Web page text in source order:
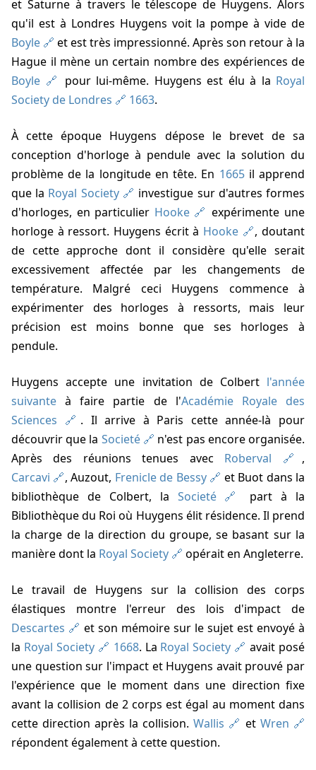
et Saturne à travers le télescope de Huygens. Alors
qu'il est à Londres Huygens voit la pompe à vide de
Boyle
et est très impressionné. Après son retour à la
Hague il mène un certain nombre des expériences de
Boyle
pour lui-même. Huygens est élu à la Royal
Society de Londres
1663.
À cette époque Huygens dépose le brevet de sa
conception d'horloge à pendule avec la solution du
problème de la longitude en tête. En 1665il apprend
que la Royal Society
investigue sur d'autres formes
d'horloges, en particulier Hooke
expérimente une
horloge à ressort. Huygens écrit à Hooke
, doutant
de cette approche dont il considère qu'elle serait
excessivement affectée par les changements de
température. Malgré ceci Huygens commence à
expérimenter des horloges à ressorts, mais leur
précision est moins bonne que ses horloges à
pendule.
Huygens accepte une invitation de Colbert l'année
suivante à faire partie de l'Académie Royale des
Sciences
. Il arrive à Paris cette année-là pour
découvrir que la Societé
n'est pas encore organisée.
Après des réunions tenues avec Roberval
,
Carcavi
, Auzout, Frenicle de Bessy
et Buot dans la
bibliothèque de Colbert, la Societé
part à la
Bibliothèque du Roi où Huygens élit résidence. Il prend
la charge de la direction du groupe, se basant sur la
manière dont la Royal Society opérait en Angleterre.
Le travail de Huygens sur la collision des corps
élastiques montre l'erreur des lois d'impact de
Descartes
et son mémoire sur le sujet est envoyé à
la Royal Society 1668. La Royal Society
avait posé
une question sur l'impact et Huygens avait prouvé par
l'expérience que le moment dans une direction fixe
avant la collision de 2 corps est égal au moment dans
cette direction après la collision. Wallis et Wren
répondent également à cette question.